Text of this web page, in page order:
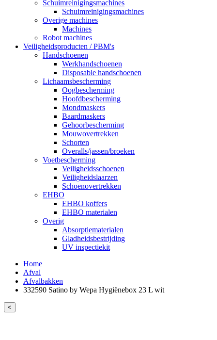
Schuimreinigingsmachines
Schuimreinigingsmachines
Overige machines
Machines
Robot machines
Veiligheidsproducten / PBM's
Handschoenen
Werkhandschoenen
Disposable handschoenen
Lichaamsbescherming
Oogbescherming
Hoofdbescherming
Mondmaskers
Baardmaskers
Gehoorbescherming
Mouwovertrekken
Schorten
Overalls/jassen/broeken
Voetbescherming
Veiligheidsschoenen
Veiligheidslaarzen
Schoenovertrekken
EHBO
EHBO koffers
EHBO materialen
Overig
Absorptiematerialen
Gladheidsbestrijding
UV inspectiekit
Home
Afval
Afvalbakken
332590 Satino by Wepa Hygiënebox 23 L wit
<